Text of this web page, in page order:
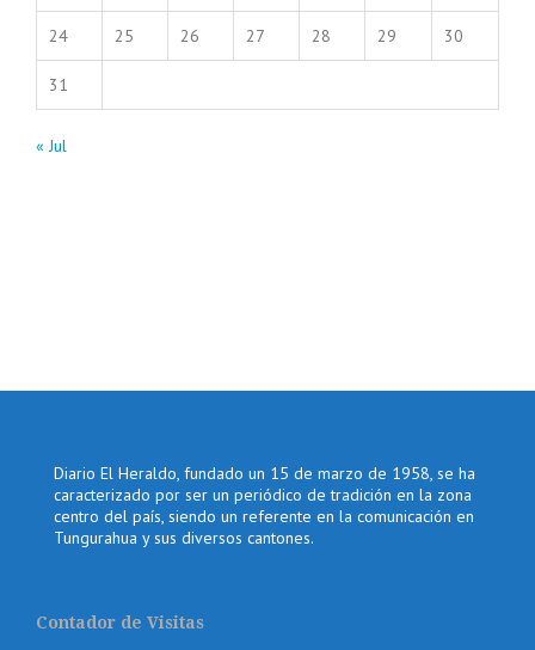
24 25 26 27 28 29 30
31
« Jul
Diario El Heraldo, fundado un 15 de marzo de 1958, se ha
caracterizado por ser un periódico de tradición en la zona
centro del país, siendo un referente en la comunicación en
Tungurahua y sus diversos cantones.
Contador de Visitas